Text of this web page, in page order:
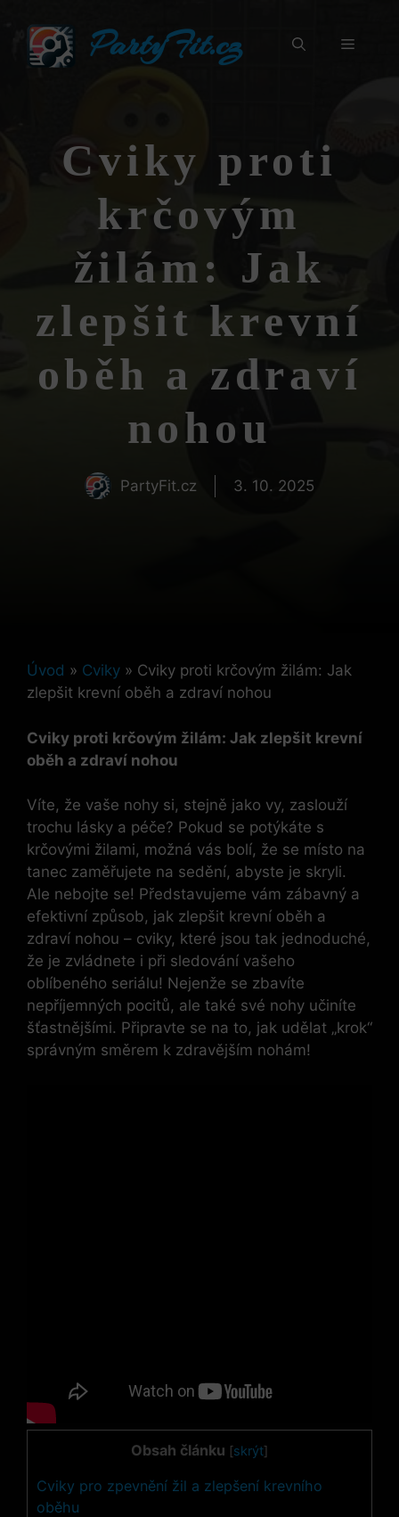
obsah
PartyFit.cz Menu
Cviky proti
krčovým
žilám: Jak
zlepšit krevní
oběh a zdraví
nohou
PartyFit.cz 3. 10. 2025
Úvod » Cviky » Cviky proti krčovým žilám: Jak
zlepšit krevní oběh a zdraví nohou
Cviky proti krčovým žilám: Jak zlepšit krevní
oběh a zdraví nohou
Víte, že vaše nohy si, stejně jako vy, zaslouží
trochu lásky a péče? Pokud se potýkáte s
krčovými žilami, možná vás bolí, že se místo na
tanec zaměřujete na sedění, abyste je skryli.
Ale nebojte se! Představujeme vám zábavný a
efektivní způsob, jak zlepšit krevní oběh a
zdraví nohou – cviky, které jsou tak jednoduché,
že je zvládnete i při sledování vašeho
oblíbeného seriálu! Nejenže se zbavíte
nepříjemných pocitů, ale také své nohy učiníte
šťastnějšími. Připravte se na to, jak udělat „krok“
správným směrem k zdravějším nohám!
Obsah článku [skrýt]
Cviky pro zpevnění žil a zlepšení krevního
oběhu